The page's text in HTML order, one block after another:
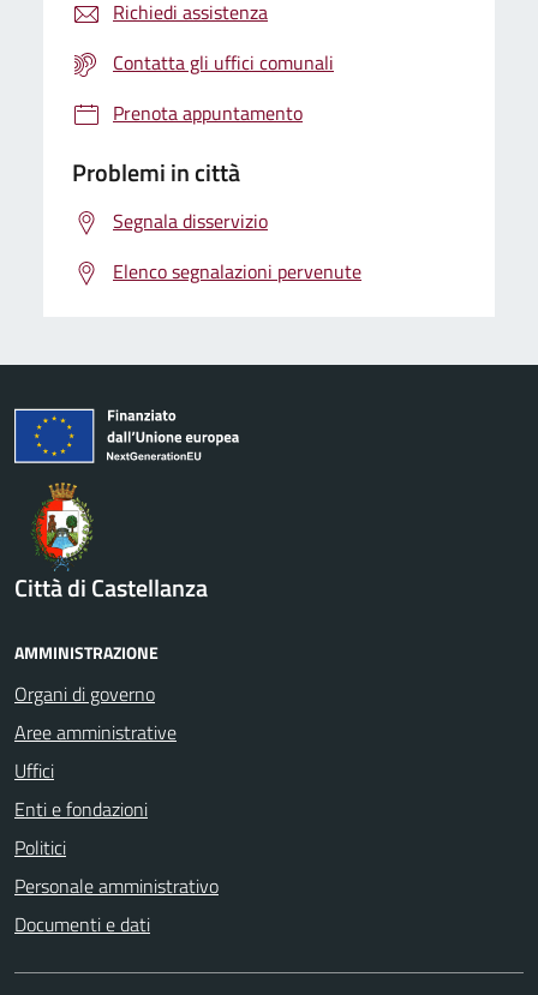
Richiedi assistenza
Contatta gli uffici comunali
Prenota appuntamento
Problemi in città
Segnala disservizio
Elenco segnalazioni pervenute
Città di Castellanza
AMMINISTRAZIONE
Organi di governo
Aree amministrative
Uffici
Enti e fondazioni
Politici
Personale amministrativo
Documenti e dati